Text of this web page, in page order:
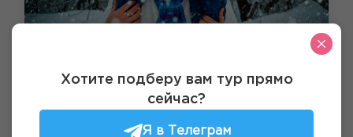
КАВКАЗА 8 ДНЕЙ
Владикавказ,
Хотите подберу вам тур прямо
сейчас?
Я в Телеграм